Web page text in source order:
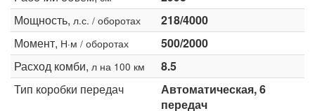
Мощность, л.с. / оборотах
218/4000
Момент, Н·м / оборотах
500/2000
Расход комби, л на 100 км
8.5
Тип коробки передач
Автоматическая, 6
передач